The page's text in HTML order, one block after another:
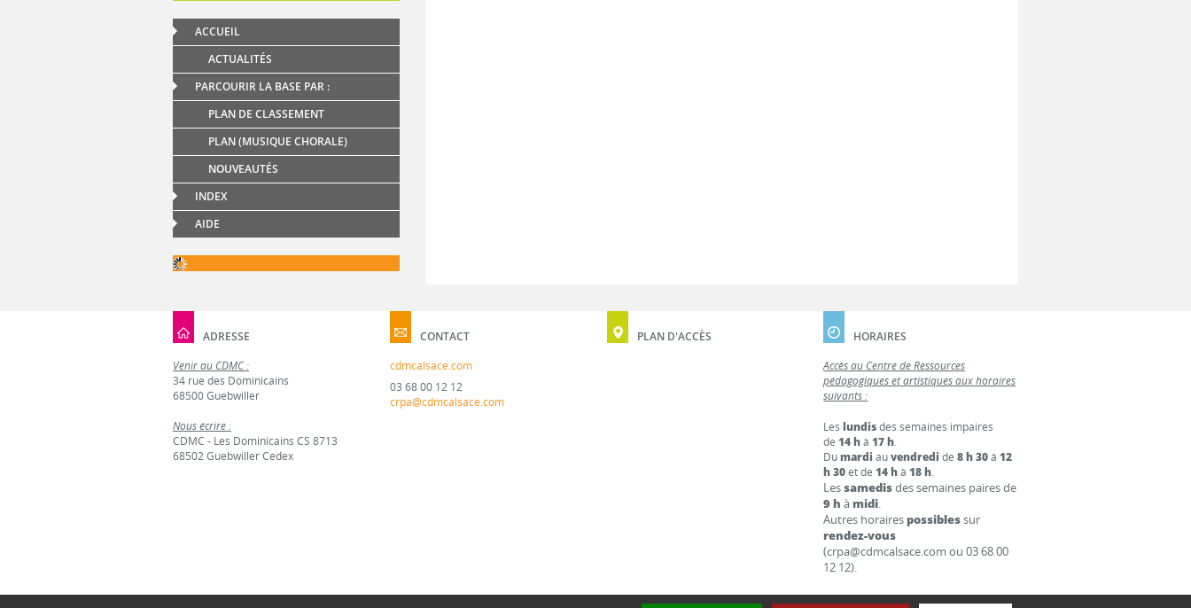
ACCUEIL
ACTUALITÉS
PARCOURIR LA BASE PAR :
PLAN DE CLASSEMENT
PLAN (MUSIQUE CHORALE)
NOUVEAUTÉS
INDEX
AIDE
ADRESSE
Venir au CDMC :
34 rue des Dominicains
68500 Guebwiller
Nous écrire :
CDMC - Les Dominicains CS 8713
68502 Guebwiller Cedex
CONTACT
cdmcalsace.com
03 68 00 12 12
crpa@cdmcalsace.com
PLAN D'ACCÈS
HORAIRES
Accès au Centre de Ressources
pédagogiques et artistiques aux horaires
suivants :
Leslundisdes semaines impaires
de14 hà17 h.
Dumardi auvendredi de8 h 30à12
h 30et de14 hà18 h.
Lessamedisdes semaines paires de
9 h à midi.
Autres horaires possiblessur
rendez-vous
(crpa@cdmcalsace.com ou 03 68 00
12 12).